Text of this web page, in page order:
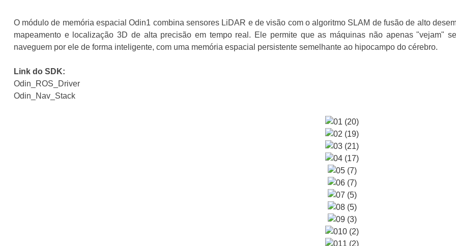
O módulo de memória espacial Odin1 combina sensores LiDAR e de visão com o algoritmo SLAM de fusão de alto
mapeamento e localização 3D de alta precisão em tempo real. Ele permite que as máquinas não apenas "vejam"
naveguem por ele de forma inteligente, com uma memória espacial persistente semelhante ao hipocampo do cérebro.
Link do SDK:
Odin_ROS_Driver
Odin_Nav_Stack